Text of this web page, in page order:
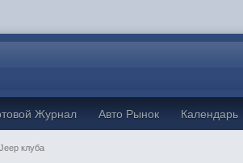
Журнал Авто Рынок Календарь
клуба